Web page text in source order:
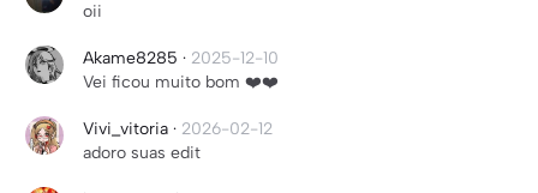
oii
Akame8285 · 2025-12-10
Vei ficou muito bom ❤️❤️
Vivi_vitoria · 2026-02-12
adoro suas edit